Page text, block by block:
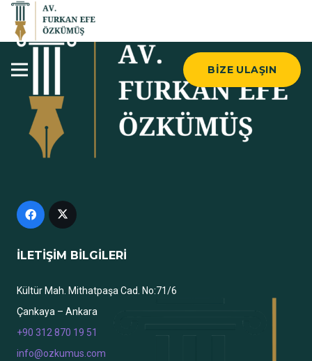
BIZE ULAŞIN
İLETİŞİM BİLGİLERİ
Kültür Mah. Mithatpaşa Cad. No:71/6
Çankaya – Ankara
+90 312 870 19 51
info@ozkumus.com